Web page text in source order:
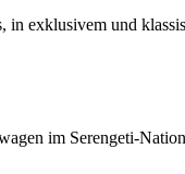
exklusivem und
im Serengeti-